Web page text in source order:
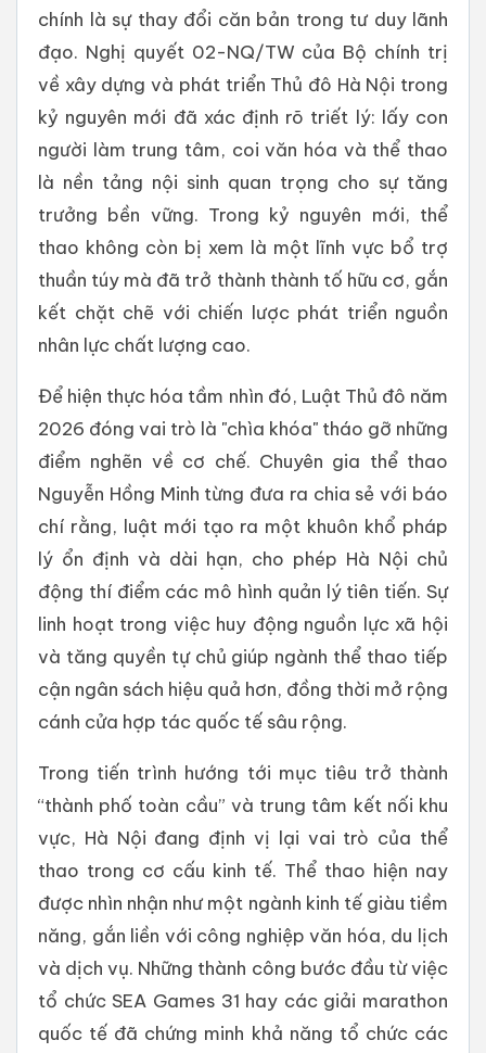
chính là sự thay đổi căn bản trong tư duy lãnh
đạo. Nghị quyết 02-NQ/TW của Bộ chính trị
về xây dựng và phát triển Thủ đô Hà Nội trong
kỷ nguyên mới đã xác định rõ triết lý: lấy con
người làm trung tâm, coi văn hóa và thể thao
là nền tảng nội sinh quan trọng cho sự tăng
trưởng bền vững. Trong kỷ nguyên mới, thể
thao không còn bị xem là một lĩnh vực bổ trợ
thuần túy mà đã trở thành thành tố hữu cơ, gắn
kết chặt chẽ với chiến lược phát triển nguồn
nhân lực chất lượng cao.
Để hiện thực hóa tầm nhìn đó, Luật Thủ đô năm
2026 đóng vai trò là "chìa khóa" tháo gỡ những
điểm nghẽn về cơ chế. Chuyên gia thể thao
Nguyễn Hồng Minh từng đưa ra chia sẻ với báo
chí rằng, luật mới tạo ra một khuôn khổ pháp
lý ổn định và dài hạn, cho phép Hà Nội chủ
động thí điểm các mô hình quản lý tiên tiến. Sự
linh hoạt trong việc huy động nguồn lực xã hội
và tăng quyền tự chủ giúp ngành thể thao tiếp
cận ngân sách hiệu quả hơn, đồng thời mở rộng
cánh cửa hợp tác quốc tế sâu rộng.
Trong tiến trình hướng tới mục tiêu trở thành
“thành phố toàn cầu” và trung tâm kết nối khu
vực, Hà Nội đang định vị lại vai trò của thể
thao trong cơ cấu kinh tế. Thể thao hiện nay
được nhìn nhận như một ngành kinh tế giàu tiềm
năng, gắn liền với công nghiệp văn hóa, du lịch
và dịch vụ. Những thành công bước đầu từ việc
tổ chức SEA Games 31 hay các giải marathon
quốc tế đã chứng minh khả năng tổ chức các